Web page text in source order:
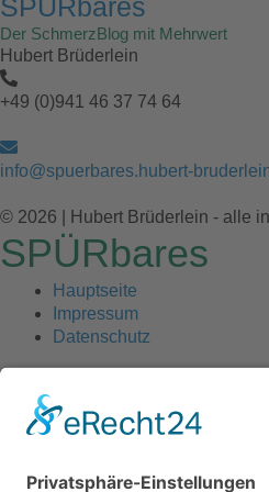
SPÜRbares
Der SchmerzBlog mit Mehrwert
Hubert Brüderlein
+49 (0)941 46 37 74 64
info@spuerbares.hubert-
© 2026 | Hubert Brüderlein - alle
SPÜRbares
Hauptseite
Impressum
Datenschutz
Impressum
Datenschutz